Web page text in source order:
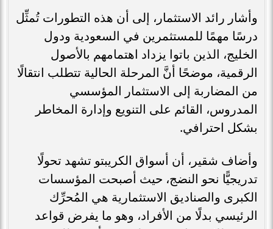
وأشار رائد الاستثمار، إلى أن هذه التطورات تُمثِّل
درسًا مهمًا للمستثمرين في السعودية ودول
الخليج، الذين باتوا يزداد اهتمامهم بالأصول
الرقمية، موضحًا أنَّ المرحلة الحالية تتطلب انتقالًا
من المضاربة إلى الاستثمار المؤسسي
المدروس، القائم على التنويع وإدارة المخاطر
بشكل احترافي.
وأضاف شقير، أن أسواق الكريبتو تشهد تحولًا
تدريجيًّا نحو النضج، حيث أصبحت المؤسسات
الكبرى والصناديق الاستثمارية هي المُحرِّك
الرئيسي بدلًا من الأفراد، وهو ما يفرض قواعد